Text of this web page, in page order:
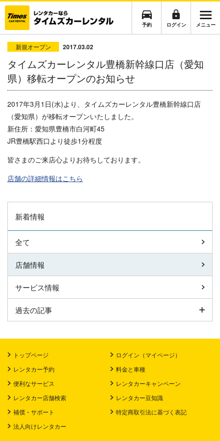
予約 ログイン メニュー
新規オープン 2017.03.02
タイムズカーレンタル豊橋新幹線口店（愛知
県）移転オープンのお知らせ
2017年3月1日(水)より、タイムズカーレンタル豊橋新幹線口店
（愛知県）が移転オープンいたしました。
新住所： 愛知県豊橋市白河町45
JR豊橋駅西口より徒歩1分程度
皆さまのご来店心よりお待ちしております。
店舗の詳細情報はこちら
新着情報
全て
店舗情報
サービス情報
過去の記事
トップページ
ログイン（マイページ）
レンタカー予約
料金と車種
便利なサービス
レンタカーキャンペーン
レンタカー店舗検索
レンタカー豆知識
補償・サポート
特定商取引法に基づく表記
法人向けレンタカー